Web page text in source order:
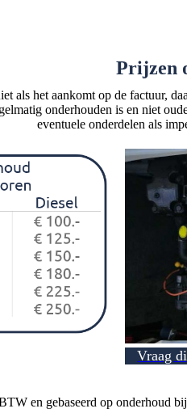
Prijzen
als het aankomt op de factuur,
onderhouden is en niet
eventuele onderdelen als
Vraag
en gebaseerd op onderhoud